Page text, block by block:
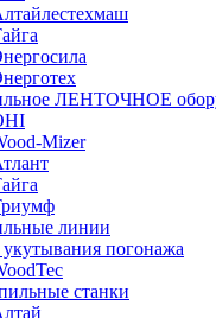
ЛЕНТОЧНОЕ
Mizer
линии
погонажа
станки